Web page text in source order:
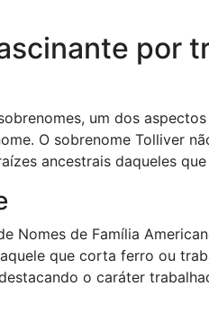
por
um dos
O sobrenome Tolliver
ancestrais daqueles
Nomes de Família
que corta ferro ou
o caráter